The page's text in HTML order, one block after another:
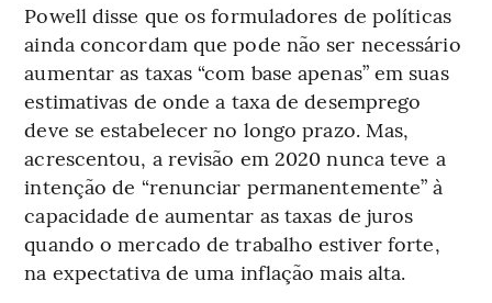
Powell disse que os formuladores de políticas
ainda concordam que pode não ser necessário
aumentar as taxas “com base apenas” em suas
estimativas de onde a taxa de desemprego
deve se estabelecer no longo prazo. Mas,
acrescentou, a revisão em 2020 nunca teve a
intenção de “renunciar permanentemente” à
capacidade de aumentar as taxas de juros
quando o mercado de trabalho estiver forte,
na expectativa de uma inflação mais alta.